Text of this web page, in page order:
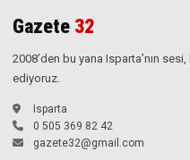
Gazete 32
2008’den bu yana Isparta’nın
ediyoruz.
Isparta
0 505 369 82 42
gazete32@gmail.com